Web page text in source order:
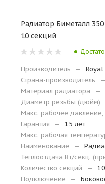
Радиатор Биметалл
10 секций
Производитель —
Royal
Страна-производитель
—
Материал радиатора
—
Диаметр резьбы (дюйм)
Макс. рабочее давление,
Гарантия
—
15 лет
Макc. рабочая
Наименование
—
Теплоотдача Вт/секц.
Количество секций
—
10
Подключение
—